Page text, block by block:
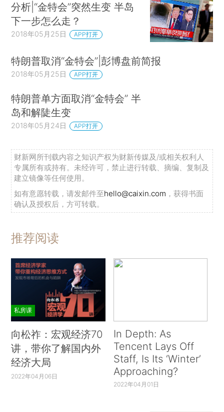
分析|“金特会”突然生变 半岛
下一步怎么走？
2018年05月25日 APP打开
特朗普取消“金特会”|彭博盘前简报
2018年05月25日 APP打开
特朗普单方面取消“金特会” 半
岛和解陡生变
2018年05月24日 APP打开
财新网所刊载内容之知识产权为财新传媒及/或相关权利人
专属所有或持有。未经许可，禁止进行转载、摘编、复制及
建立镜像等任何使用。
如有意愿转载，请发邮件至hello@caixin.com ，获得书面
确认及授权后，方可转载。
推荐阅读
私房课
向松祚：宏观经济70
讲，带你了解国内外
经济大局
2022年04月06日
In Depth: As
Tencent Lays Off
Staff, Is Its ‘Winter’
Approaching?
2022年04月01日